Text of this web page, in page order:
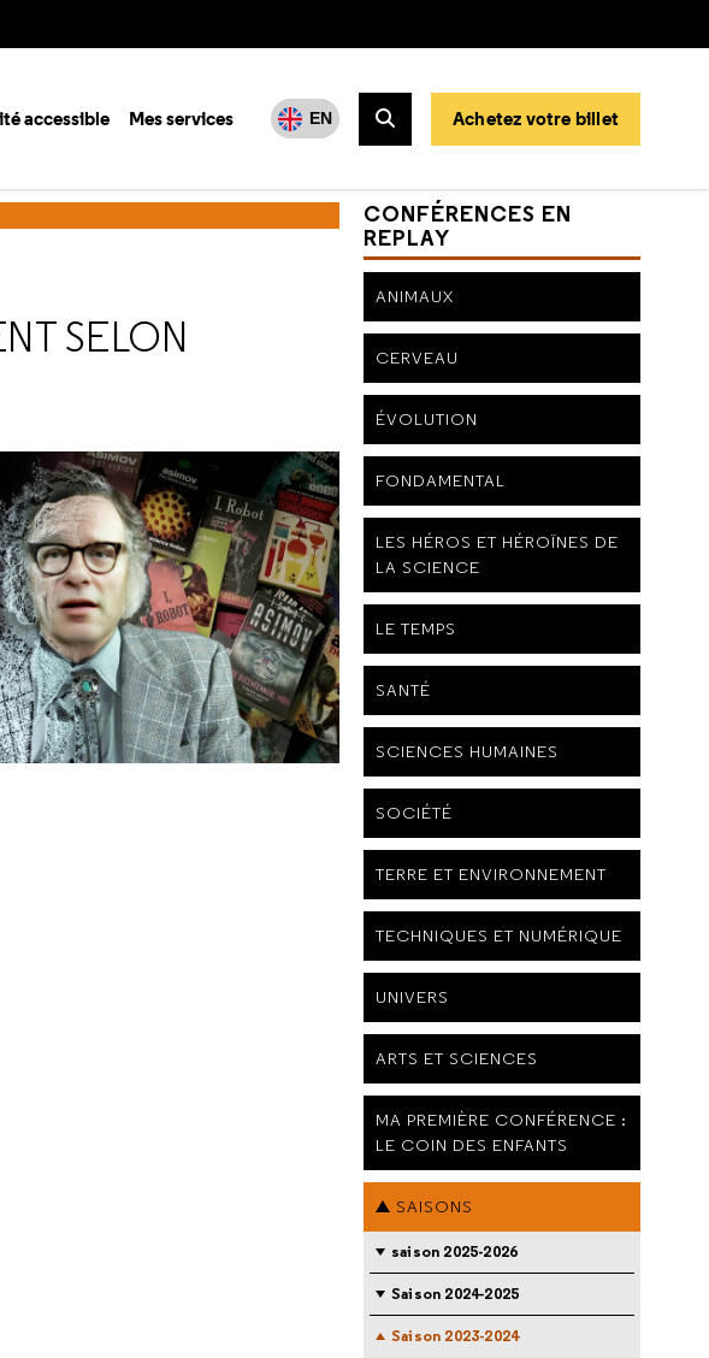
accessible Mes services EN
Rechercher
Achetez votre billet
SELON
CONFÉRENCES EN
REPLAY
ANIMAUX
CERVEAU
ÉVOLUTION
FONDAMENTAL
LES HÉROS ET HÉROÏNES DE
LA SCIENCE
LE TEMPS
SANTÉ
SCIENCES HUMAINES
SOCIÉTÉ
TERRE ET ENVIRONNEMENT
TECHNIQUES ET NUMÉRIQUE
UNIVERS
ARTS ET SCIENCES
MA PREMIÈRE CONFÉRENCE :
LE COIN DES ENFANTS
SAISONS
saison 2025-2026
Saison 2024-2025
Saison 2023-2024